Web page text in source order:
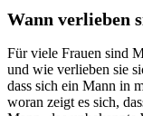
Wann verlieben
Für viele Frauen sind
und wie verlieben sie
dass sich ein Mann in
woran zeigt es sich,